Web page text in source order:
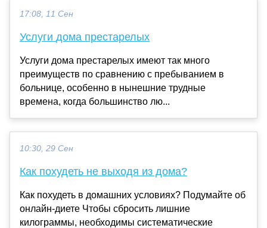
17:08, 11 Сен
Услуги дома престарелых
Услуги дома престарелых имеют так много
преимуществ по сравнению с пребыванием в
больнице, особенно в нынешние трудные
времена, когда большинство лю...
10:30, 29 Сен
Как похудеть не выходя из дома?
Как похудеть в домашних условиях? Подумайте об
онлайн-диете Чтобы сбросить лишние
килограммы, необходимы систематические